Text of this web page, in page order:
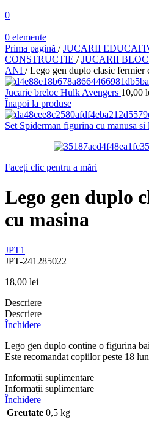
0
0 elemente
Prima pagină / JUCARII
CONSTRUCTIE / JUCARII
ANI / Lego gen duplo clasic fermier
Jucarie breloc Hulk Avengers 10,00
Înapoi la produse
Set Spiderman figurina cu manusa si
Faceți clic pentru a mări
Lego gen duplo
cu masina
JPT1
JPT-241285022
18,00 lei
Descriere
Descriere
Închidere
Lego gen duplo contine o figurina
Este recomandat copiilor peste 18
Informații suplimentare
Informații suplimentare
Închidere
Greutate 0,5 kg